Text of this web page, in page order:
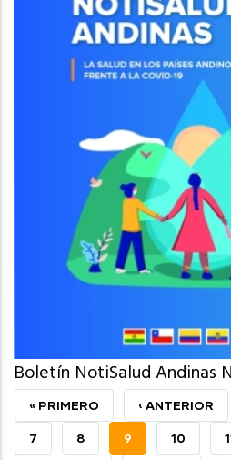
Boletín NotiSalud Andinas
PRIMERA
PÁGINA
« PRIMERO
PÁGINA
ANTERIOR
‹ ANTERIOR
PAGE
7 PAGE
8
PÁGINA
9 PAGE
10